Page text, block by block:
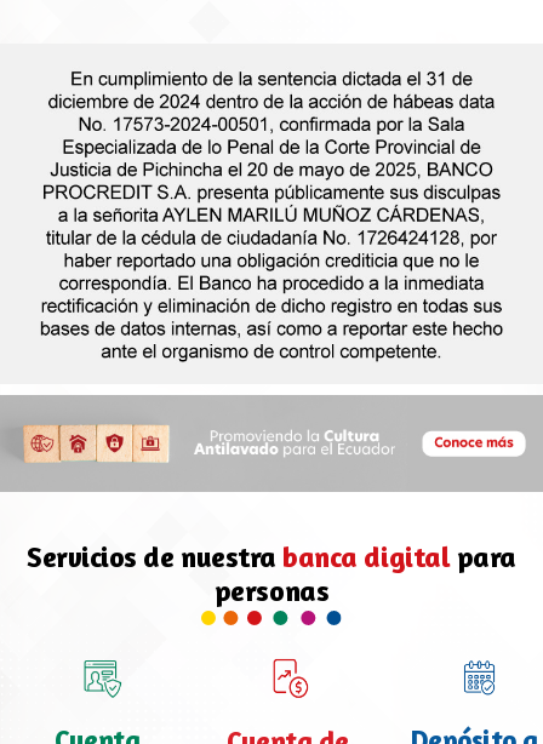
Servicios de nuestra banca digital para
personas